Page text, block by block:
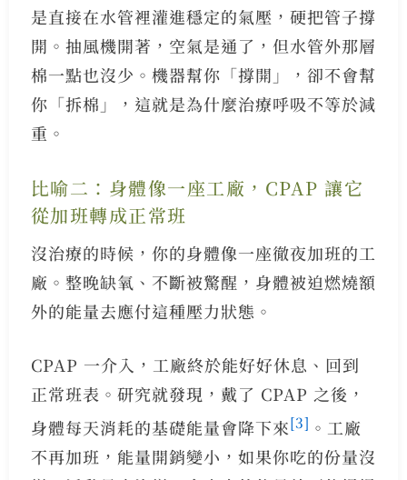
是直接在水管裡灌進穩定的氣壓，硬把管子撐
開。抽風機開著，空氣是通了，但水管外那層
棉一點也沒少。機器幫你「撐開」，卻不會幫
你「拆棉」，這就是為什麼治療呼吸不等於減
重。
比喻二：身體像一座工廠，CPAP 讓它
從加班轉成正常班
沒治療的時候，你的身體像一座徹夜加班的工
廠。整晚缺氧、不斷被驚醒，身體被迫燃燒額
外的能量去應付這種壓力狀態。
CPAP 一介入，工廠終於能好好休息、回到
正常班表。研究就發現，戴了 CPAP 之後，
身體每天消耗的基礎能量會降下來[3] 。工廠
不再加班，能量開銷變小，如果你吃的份量沒